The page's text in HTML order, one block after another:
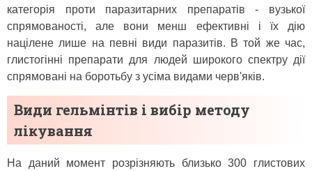
категорія проти паразитарних препаратів - вузької
спрямованості, але вони менш ефективні і їх дію
націлене лише на певні види паразитів. В той же час,
глистогінні препарати для людей широкого спектру дії
спрямовані на боротьбу з усіма видами черв'яків.
Види гельмінтів і вибір методу
лікування
На даний момент розрізняють близько 300 глистових